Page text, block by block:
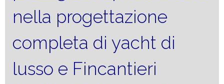
nella progettazione
completa di yacht di
lusso e Fincantieri